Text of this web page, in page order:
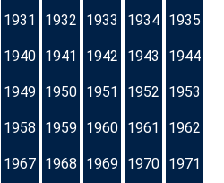
1931 1932 1933 1934 1935
1940 1941 1942 1943 1944
1949 1950 1951 1952 1953
1958 1959 1960 1961 1962
1967 1968 1969 1970 1971